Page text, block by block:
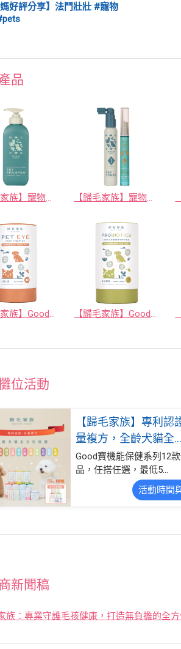
好評分享】法鬥壯壯 #寵物
品
【歸毛家族】寵物沐浴養護－舒敏保濕洗毛乳 (洋甘菊&蘆薈) 【歸毛家族】寵物肌膚救星－護膚噴液+精萃營養霜
【歸毛家族】Good寶系列寵物保健品－視力寶 30包/盒 【歸毛家族】Good寶系列寵物保健品－好腸寶 30包/盒
位活動
【歸毛家族】專利認
量複方，全齡犬貓全...
Good寶機能保健系列12
品，任搭任選，最低5...
活動時間
新聞稿
族：專業守護毛孩健康，打造無負擔的全